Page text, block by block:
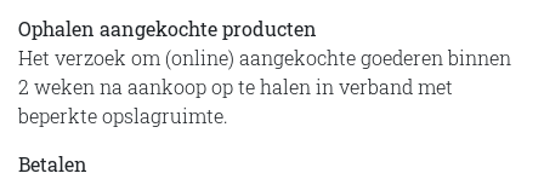
Ophalen aangekochte producten
Het verzoek om (online) aangekochte goederen binnen
2 weken na aankoop op te halen in verband met
beperkte opslagruimte.
Betalen